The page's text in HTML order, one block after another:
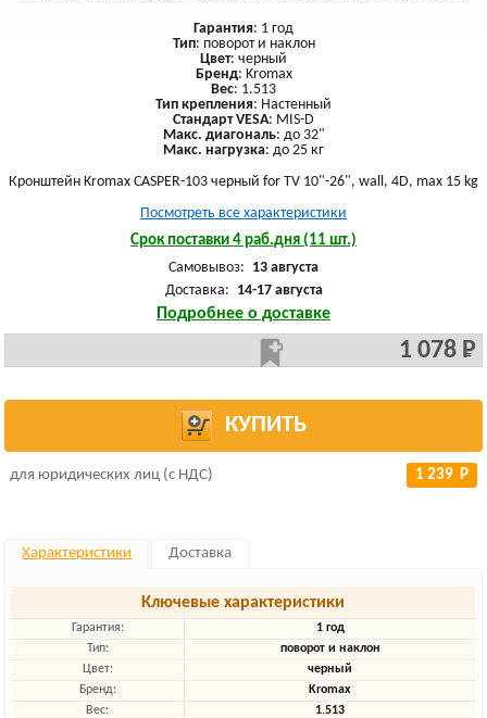
Гарантия: 1 год
Тип: поворот и наклон
Цвет: черный
Бренд: Kromax
Вес: 1.513
Тип крепления: Настенный
Стандарт VESA: MIS-D
Макс. диагональ: до 32"
Макс. нагрузка: до 25 кг
Кронштейн Kromax CASPER-103 черный for TV 10"-26", wall, 4D, max 15 kg
Посмотреть все характеристики
Срок поставки 4 раб.дня (11 шт.)
Самовывоз: 13 августа
Доставка: 14-17 августа
Подробнее о доставке
1 078 Р
КУПИТЬ
для юридических лиц (с НДС) 1 239 Р
Характеристики Доставка
Ключевые характеристики
Гарантия:
1 год
Тип:
поворот и наклон
Цвет:
черный
Бренд:
Kromax
Вес:
1.513